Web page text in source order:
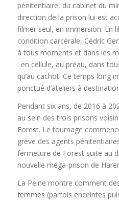
pénitentiaire, du cabinet du
direction de la prison lui est
filmer seul, en immersion. En
condition carcérale, Cédric
à tous moments et dans les
: en cellule, au préau, dans
qu’au cachot. Ce temps long
ponctué d’ateliers à
Pendant six ans, de 2016 à
au sein des trois prisons
Forest. Le tournage
grève des agents
fermeture de Forest suite au
nouvelle méga-prison de
La Peine montre comment
femmes (parfois enceintes